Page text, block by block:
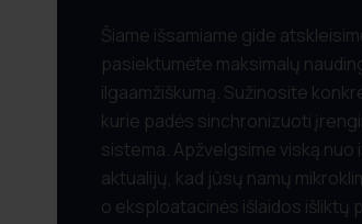
Šiame išsamiame gide
pasiektumėte maksimalų
ilgaamžiškumą. Sužinosite
kurie padės sinchronizuoti
sistema. Apžvelgsime viską
aktualijų, kad jūsų namų
o eksploatacinės išlaidos išliktų